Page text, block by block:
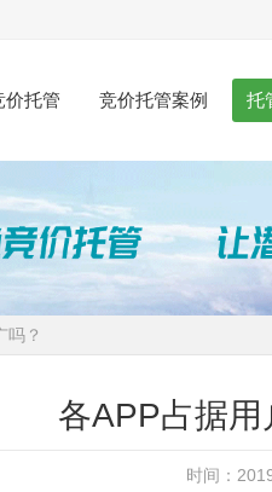
价托管 竞价托管案例 托
吗？
各APP占据用
时间：